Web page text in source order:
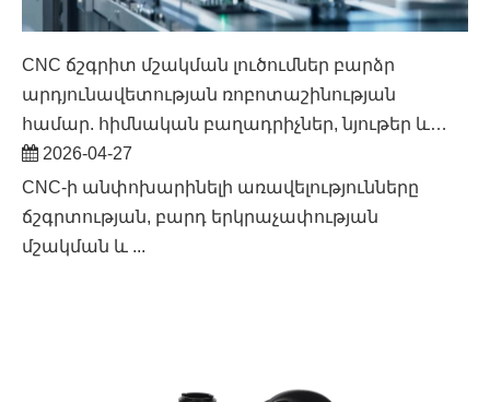
CNC ճշգրիտ մշակման լուծումներ բարձր
արդյունավետության ռոբոտաշինության
համար. հիմնական բաղադրիչներ, նյութեր և
ավտոմատացման արժեք
2026-04-27
CNC-ի անփոխարինելի առավելությունները
ճշգրտության, բարդ երկրաչափության
մշակման և ...